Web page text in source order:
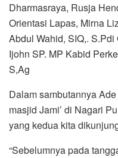
Dharmasraya, Rusja
Orientasi Lapas, Mirna
Abdul Wahid, SIQ,.
Ijohn SP. MP Kabid
S,Ag
Dalam sambutannya
masjid Jami’ di Nagari
yang kedua kita
“Sebelumnya pada